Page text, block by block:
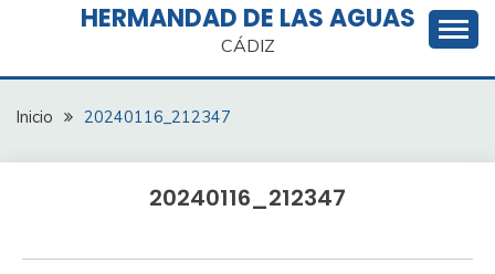
HERMANDAD DE LAS AGUAS
CÁDIZ
Inicio 20240116_212347
20240116_212347